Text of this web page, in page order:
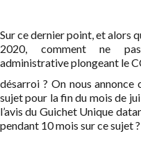
Sur ce dernier point, et alors
2020, comment ne pas
administrative plongeant le
désarroi ? On nous annonce
sujet pour la fin du mois de
l’avis du Guichet Unique
pendant 10 mois sur ce sujet ?